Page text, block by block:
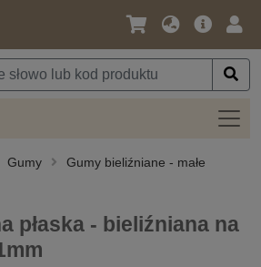
Język
Waluta
Oferta
Gumy
Gumy bieliźniane - małe
płaska - bieliźniana na